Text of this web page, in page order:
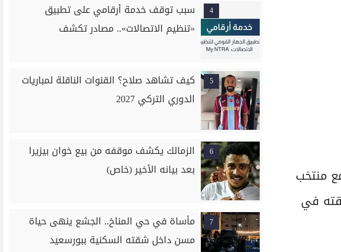
منتخب
في
4
سبب توقف خدمة أرقامي على تطبيق
«تنظيم الاتصالات».. مصادر تكشف
5
كيف تشاهد صلاح؟ القنوات الناقلة لمباريات
الدوري التركي 2027
6
الزمالك يكشف موقفه من بيع خوان بيزيرا
بعد بيانه الأخير (خاص)
7
مأساة في حي المناخ.. الجشع ينهى حياة
مسن داخل شقته السكنية ببورسعيد